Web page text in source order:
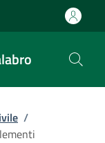
/